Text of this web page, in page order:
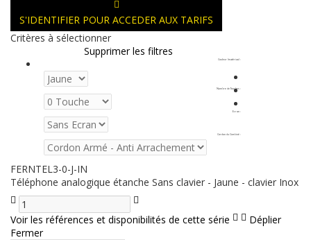
S'IDENTIFIER POUR ACCEDER AUX TARIFS
Critères à sélectionner
Supprimer les filtres
Couleur (matériau) :
Nombre de Touches :
Ecran :
Cordon du Combiné :
FERNTEL3-0-J-IN
Téléphone analogique étanche Sans clavier - Jaune - clavier Inox
Voir les références et disponibilités de cette série
Déplier
Fermer